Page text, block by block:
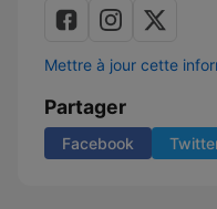
Mettre à jour cette
Partager
Facebook